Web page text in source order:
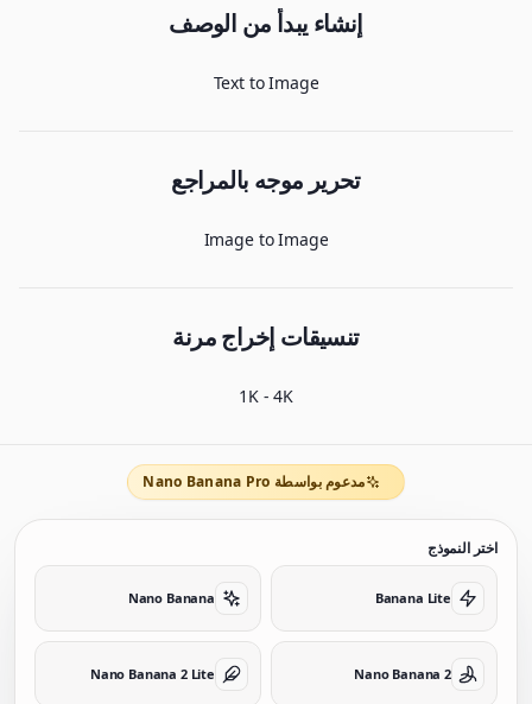
إنشاء يبدأ من الوصف
Text to Image
تحرير موجه بالمراجع
Image to Image
تنسيقات إخراج مرنة
1K - 4K
مدعوم بواسطة Nano Banana Pro
اختر النموذج
Banana Lite
Nano Banana
Nano Banana 2
Nano Banana 2 Lite